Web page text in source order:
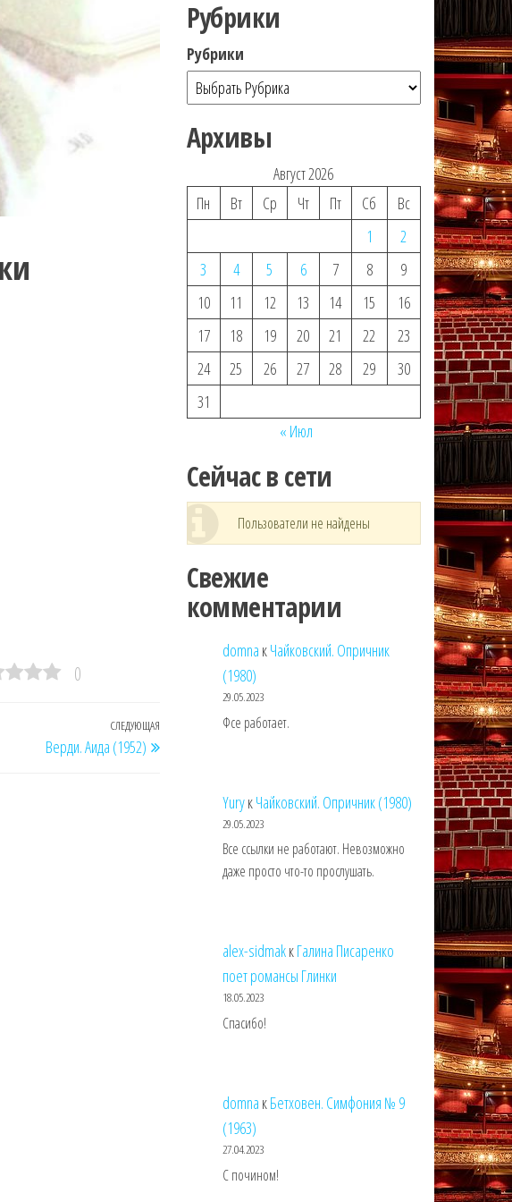
0
Следующая
запись
СЛЕДУЮЩАЯ
Верди. Аида (1952)
Рубрики
Рубрики
Архивы
Август 2026
Пн
Вт Ср Чт Пт Сб
Вс
1
2
3
4 5 6 7 8
9
10
11 12 13 14 15
16
17
18 19 20 21 22
23
24
25 26 27 28 29
30
31
« Июл
Сейчас в сети
Пользователи не найдены
Свежие
комментарии
domna кЧайковский. Опричник
(1980)
29.05.2023
Фсе работает.
YuryкЧайковский. Опричник (1980)
29.05.2023
Все ссылки не работают. Невозможно
даже просто что-то прослушать.
alex-sidmakкГалина Писаренко
поет романсы Глинки
18.05.2023
Спасибо!
domna кБетховен. Симфония № 9
(1963)
27.04.2023
С почином!